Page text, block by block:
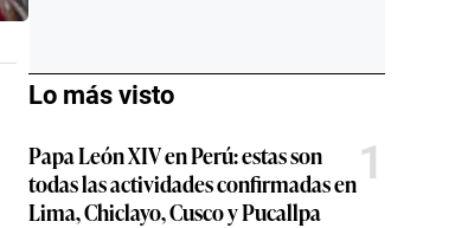
Lo más visto
Papa León XIV en Perú: estas son
todas las actividades confirmadas en
Lima, Chiclayo, Cusco y Pucallpa
1